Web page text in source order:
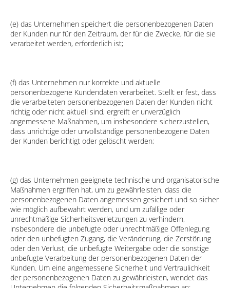
(e) das Unternehmen speichert die personenbezogenen Daten
der Kunden nur für den Zeitraum, der für die Zwecke, für die sie
verarbeitet werden, erforderlich ist;
(f) das Unternehmen nur korrekte und aktuelle
personenbezogene Kundendaten verarbeitet. Stellt er fest, dass
die verarbeiteten personenbezogenen Daten der Kunden nicht
richtig oder nicht aktuell sind, ergreift er unverzüglich
angemessene Maßnahmen, um insbesondere sicherzustellen,
dass unrichtige oder unvollständige personenbezogene Daten
der Kunden berichtigt oder gelöscht werden;
(g) das Unternehmen geeignete technische und organisatorische
Maßnahmen ergriffen hat, um zu gewährleisten, dass die
personenbezogenen Daten angemessen gesichert und so sicher
wie möglich aufbewahrt werden, und um zufällige oder
unrechtmäßige Sicherheitsverletzungen zu verhindern,
insbesondere die unbefugte oder unrechtmäßige Offenlegung
oder den unbefugten Zugang, die Veränderung, die Zerstörung
oder den Verlust, die unbefugte Weitergabe oder die sonstige
unbefugte Verarbeitung der personenbezogenen Daten der
Kunden. Um eine angemessene Sicherheit und Vertraulichkeit
der personenbezogenen Daten zu gewährleisten, wendet das